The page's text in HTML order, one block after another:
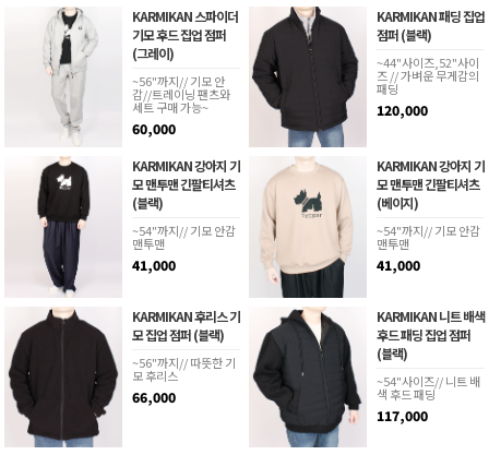
KARMIKAN 스파이더
기모 후드 집업 점퍼
(그레이)
~56"까지// 기모 안
감//트레이닝 팬츠와
세트 구매 가능~
60,000
KARMIKAN 패딩 집업
점퍼 (블랙)
~44"사이즈,52"사이
즈 // 가벼운 무게감의
패딩
120,000
KARMIKAN 강아지 기
모 맨투맨 긴팔티셔츠
(블랙)
~54"까지// 기모 안감
맨투맨
41,000
KARMIKAN 강아지 기
모 맨투맨 긴팔티셔츠
(베이지)
~54"까지// 기모 안감
맨투맨
41,000
KARMIKAN 후리스 기
모 집업 점퍼 (블랙)
~56"까지// 따뜻한 기
모 후리스
66,000
KARMIKAN 니트 배색
후드 패딩 집업 점퍼
(블랙)
~54"사이즈// 니트 배
색 후드 패딩
117,000